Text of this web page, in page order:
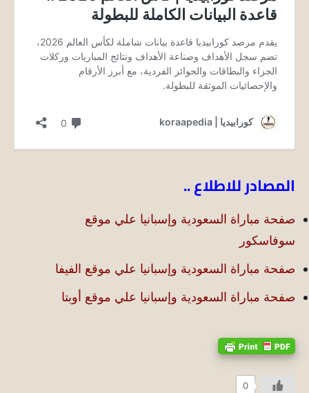
المصادر للاطلاع ..
صفحة مباراة السعودية وإسبانيا علي موقع
سوفاسكور
صفحة مباراة السعودية وإسبانيا علي موقع الفيفا
صفحة مباراة السعودية وإسبانيا علي موقع أوبتا
0